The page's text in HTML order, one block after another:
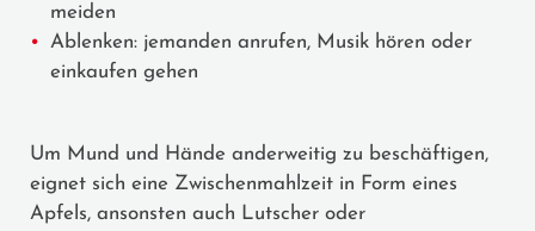
meiden
Ablenken: jemanden anrufen, Musik hören oder
einkaufen gehen
Um Mund und Hände anderweitig zu beschäftigen,
eignet sich eine Zwischenmahlzeit in Form eines
Apfels, ansonsten auch Lutscher oder